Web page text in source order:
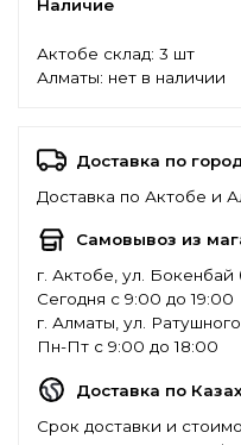
Наличие
Актобе склад: 3 шт
Алматы: нет в наличии
Доставка по
Доставка по Актобе и
Самовывоз из
г. Актобе, ул. Бокенбай
Сегодня с 9:00 до 19:00
г. Алматы, ул.
Пн-Пт с 9:00 до 18:00
Доставка по
Срок доставки и